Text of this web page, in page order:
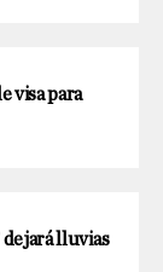
visa para
dejará lluvias